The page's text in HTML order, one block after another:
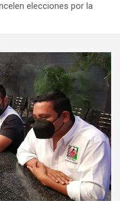
elecciones por la